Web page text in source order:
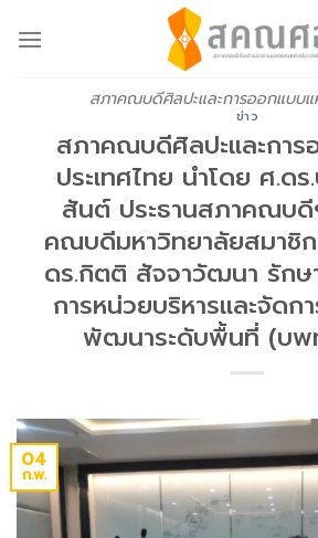
สภาคณบดีศิลปะและการออกแบบแ
ข่าว
สภาคณบดีศิลปะและการ
ประเทศไทย นำโดย ศ.
สันต์ ประธานสภาคณบดี
คณบดีมหาวิทยาลัยสมาชิ
ดร.กิตติ สัจจาวัฒนา รักษ
การหน่วยบริหารและจัดก
พัฒนาระดับพื้นที่ (บพ
04
ก.พ.